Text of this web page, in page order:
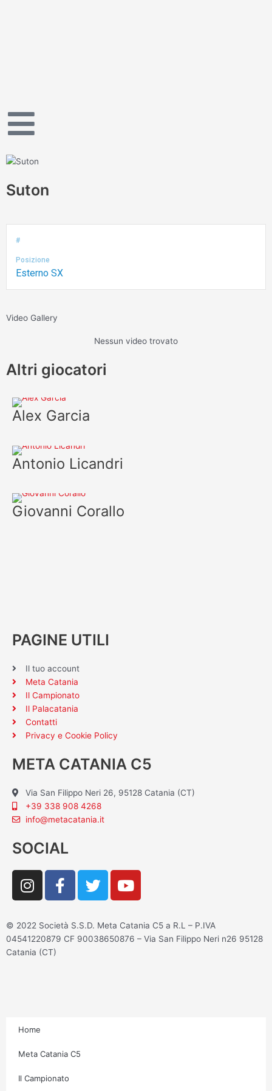
Suton
#
Posizione
Esterno SX
Video Gallery
Nessun video trovato
Altri giocatori
Alex Garcia
Antonio Licandri
Giovanni Corallo
PAGINE UTILI
Il tuo account
Meta Catania
Il Campionato
Il Palacatania
Contatti
Privacy e Cookie Policy
META CATANIA C5
Via San Filippo Neri 26, 95128 Catania (CT)
+39 338 908 4268
info@metacatania.it
SOCIAL
I
n
t
a
g
F
a
e
b
T
w
t
t
Y
o
t
u
© 2022 Società S.S.D. Meta Catania C5 a R.L – P.IVA
04541220879 CF 90038650876 – Via San Filippo Neri n26 95128
Catania (CT)
Home
Meta Catania C5
Il Campionato